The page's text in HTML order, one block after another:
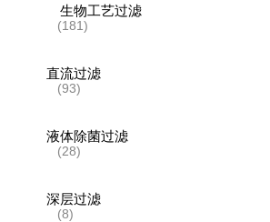
生物工艺过滤
(181)
直流过滤
(93)
液体除菌过滤
(28)
深层过滤
(8)